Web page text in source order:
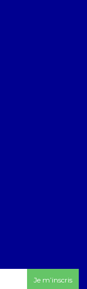
Je m’inscris